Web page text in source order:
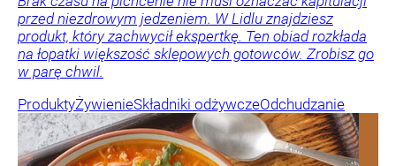
przed niezdrowym jedzeniem. W Lidlu znajdziesz
produkt, który zachwycił ekspertkę. Ten obiad rozkłada
na łopatki większość sklepowych gotowców. Zrobisz go
w parę chwil.
ProduktyŻywienieSkładniki odżywczeOdchudzanie